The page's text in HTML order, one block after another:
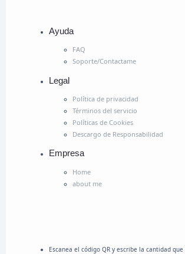
Ayuda
FAQ
Soporte/Contactame
Legal
Política de privacidad
Términos del servicio
Políticas de Cookies
Descargo de Responsabilidad
Empresa
Home
about me
Escanea el código QR y escribe la cantidad